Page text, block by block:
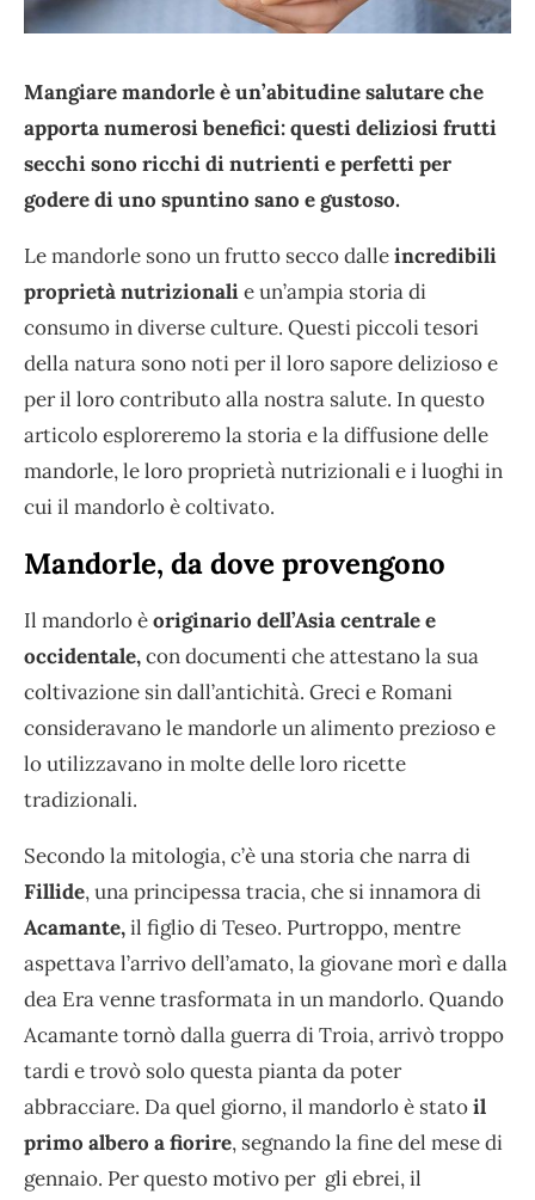
Mangiare mandorle è un’abitudine salutare che
apporta numerosi benefici: questi deliziosi frutti
secchi sono ricchi di nutrienti e perfetti per
godere di uno spuntino sano e gustoso.
Le mandorle sono un frutto secco dalleincredibili
proprietà nutrizionalie un’ampia storia di
consumo in diverse culture. Questi piccoli tesori
della natura sono noti per il loro sapore delizioso e
per il loro contributo alla nostra salute. In questo
articolo esploreremo la storia e la diffusione delle
mandorle, le loro proprietà nutrizionali e i luoghi in
cui il mandorlo è coltivato.
Mandorle, da dove provengono
Il mandorlo èoriginario dell’Asia centrale e
occidentale,con documenti che attestano la sua
coltivazione sin dall’antichità. Greci e Romani
consideravano le mandorle un alimento prezioso e
lo utilizzavano in molte delle loro ricette
tradizionali.
Secondo la mitologia, c’è una storia che narra di
Fillide, una principessa tracia, che si innamora di
Acamante,il figlio di Teseo. Purtroppo, mentre
aspettava l’arrivo dell’amato, la giovane morì e dalla
dea Era venne trasformata in un mandorlo. Quando
Acamante tornò dalla guerra di Troia, arrivò troppo
tardi e trovò solo questa pianta da poter
abbracciare. Da quel giorno, il mandorlo è statoil
primo albero a fiorire, segnando la fine del mese di
gennaio. Per questo motivo per gli ebrei, il